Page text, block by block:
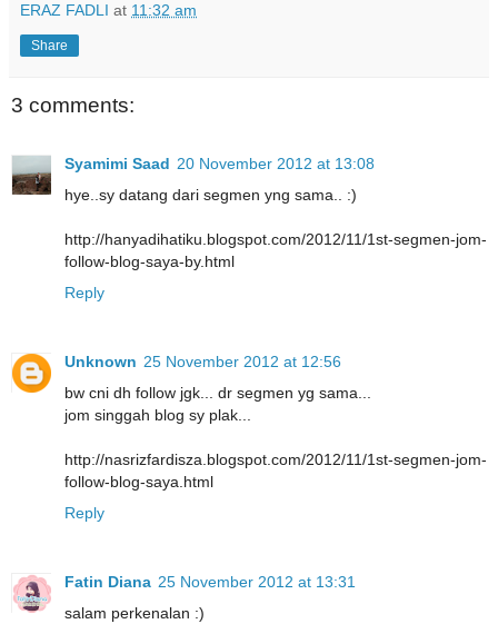
ERAZ FADLI at 11:32 am
Share
3 comments:
Syamimi Saad 20 November 2012 at 13:08
hye..sy datang dari segmen yng sama.. :)
http://hanyadihatiku.blogspot.com/2012/11/1st-segmen-jom-
follow-blog-saya-by.html
Reply
Unknown 25 November 2012 at 12:56
bw cni dh follow jgk... dr segmen yg sama...
jom singgah blog sy plak...
http://nasrizfardisza.blogspot.com/2012/11/1st-segmen-jom-
follow-blog-saya.html
Reply
Fatin Diana 25 November 2012 at 13:31
salam perkenalan :)